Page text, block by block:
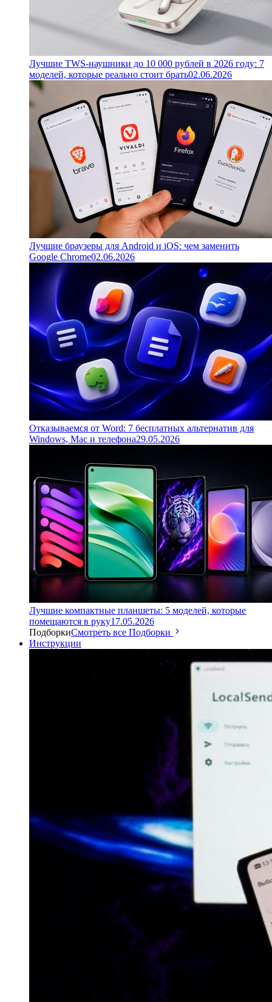
Лучшие TWS-наушники до 10 000 рублей в 2026 году: 7
моделей, которые реально стоит брать02.06.2026
Лучшие браузеры для Android и iOS: чем заменить
Google Chrome02.06.2026
Отказываемся от Word: 7 бесплатных альтернатив для
Windows, Mac и телефона29.05.2026
Лучшие компактные планшеты: 5 моделей, которые
помещаются в руку17.05.2026
ПодборкиСмотреть все Подборки
Инструкции